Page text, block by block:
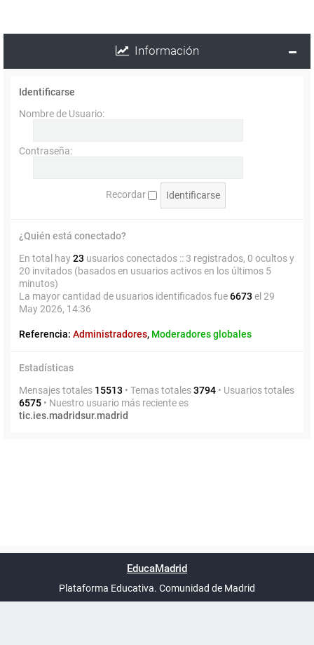
Información
Identificarse
Nombre de Usuario:
Contraseña:
Recordar
¿Quién está conectado?
En total hay23 usuarios conectados :: 3 registrados, 0 ocultos y
20 invitados (basados en usuarios activos en los últimos 5
minutos)
La mayor cantidad de usuarios identificados fue6673 el 29
May 2026, 14:36
Referencia: Administradores, Moderadores globales
Estadísticas
Mensajes totales 15513 • Temas totales3794 • Usuarios totales
6575 • Nuestro usuario más reciente es
tic.ies.madridsur.madrid
UTC+02:00
phpBB España
EducaMadrid
Plataforma Educativa. Comunidad de Madrid